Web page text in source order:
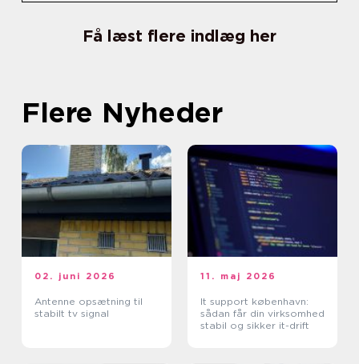
Få læst flere indlæg her
Flere Nyheder
02. juni 2026
Antenne opsætning til
stabilt tv signal
11. maj 2026
It support københavn:
sådan får din virksomhed
stabil og sikker it-drift